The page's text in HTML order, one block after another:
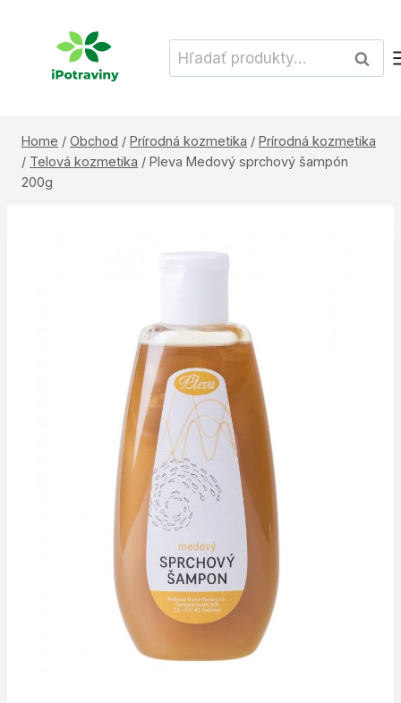
Hľadať:
Home / Obchod / Prírodná kozmetika / Prírodná kozmetika
/ Telová kozmetika / Pleva Medový sprchový šampón
200g